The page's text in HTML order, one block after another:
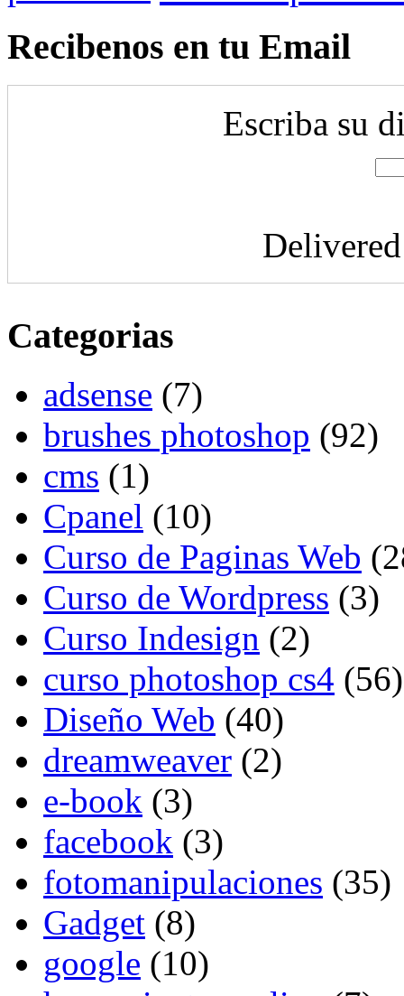
Recibenos en tu Email
Escriba su
Categorias
adsense (7)
brushes photoshop (92)
cms (1)
Cpanel (10)
Curso de Paginas Web
Curso de Wordpress (3)
Curso Indesign (2)
curso photoshop cs4 (56)
Diseño Web (40)
dreamweaver (2)
e-book (3)
facebook (3)
fotomanipulaciones (35)
Gadget (8)
google (10)